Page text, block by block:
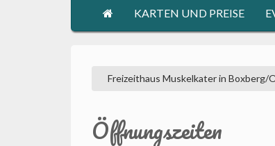
KARTEN UND PREISE
Freizeithaus Muskelkater in Boxberg/
Öffnungszeiten